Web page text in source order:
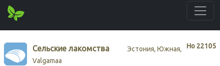
Нo 22105
Сельские лакомства
Эстония, Южная,
Valgamaa